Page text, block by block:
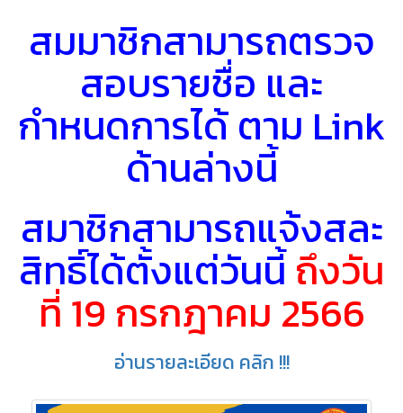
สมมาชิกสามารถตรวจ
สอบรายชื่อ และ
กำหนดการได้ ตาม Link
ด้านล่างนี้
สมาชิกสามารถแจ้งสละ
สิทธิ์ได้ตั้งแต่วันนี้ถึงวัน
ที่ 19 กรกฎาคม 2566
อ่านรายละเอียด คลิก !!!